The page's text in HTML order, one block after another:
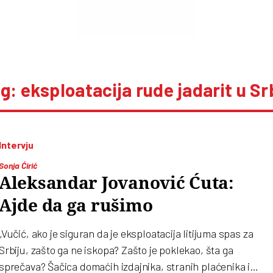
eksploatacija rude jadarit u
Ćirić
Jovanović Ćuta:
da ga rušimo
ako je siguran da je eksploatacija litijuma spas za
zašto ga ne iskopa? Zašto je poklekao, šta ga
Šačica domaćih izdajnika, stranih plaćenika i